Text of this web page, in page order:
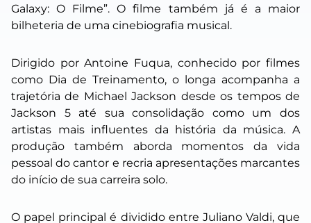
Galaxy: O Filme”. O filme também já é a maior
bilheteria de uma cinebiografia musical.
Dirigido por Antoine Fuqua, conhecido por filmes
como Dia de Treinamento, o longa acompanha a
trajetória de Michael Jackson desde os tempos de
Jackson 5 até sua consolidação como um dos
artistas mais influentes da história da música. A
produção também aborda momentos da vida
pessoal do cantor e recria apresentações marcantes
do início de sua carreira solo.
O papel principal é dividido entre Juliano Valdi, que